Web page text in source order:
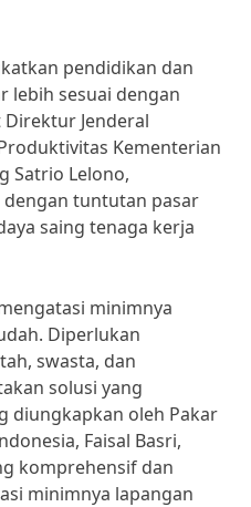
pendidikan dan
lebih sesuai dengan
Jenderal
Kementerian
Satrio Lelono,
dengan tuntutan pasar
saing tenaga kerja
minimnya
Diperlukan
swasta, dan
solusi yang
diungkapkan oleh Pakar
Faisal Basri,
komprehensif dan
minimnya lapangan